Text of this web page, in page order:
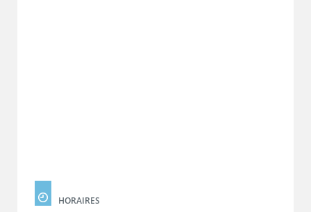
HORAIRES